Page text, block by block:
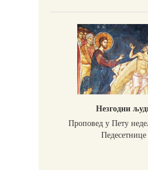
Незгодни
Проповед у Пету
Педесетнице